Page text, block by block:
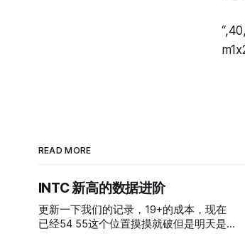
READ MORE
INTC 新高的数据进阶
更新一下我们的记录，19+的成本，现在
已经54 55这个位置摸摸就破但是明天是